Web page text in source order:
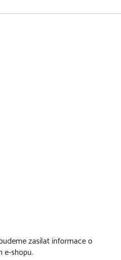
zasílat informace o
e-shopu.